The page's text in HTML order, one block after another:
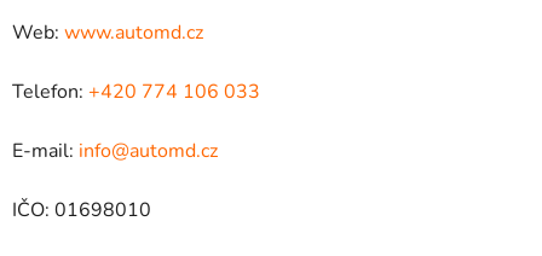
Web: www.automd.cz
Telefon: +420 774 106 033
E-mail: info@automd.cz
IČO: 01698010